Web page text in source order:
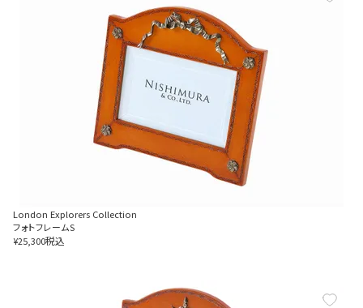
London Explorers Collection
フォトフレームS
¥25,300税込